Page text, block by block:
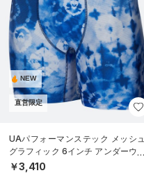
NEW
直営限定
UAパフォーマンステック メッシュ
グラフィック 6インチ アンダーウェ
ア（トレーニング/MEN）
￥3,410